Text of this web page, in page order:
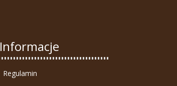
Informacje
Regulamin